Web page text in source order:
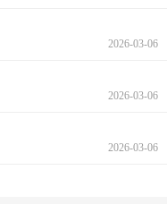
2026-03-06
2026-03-06
2026-03-06